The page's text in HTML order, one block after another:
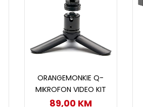
ORANGEMONKIE Q-
MIKROFON VIDEO KIT
89,00 KM